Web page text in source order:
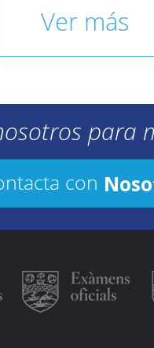
Ver más
para
con